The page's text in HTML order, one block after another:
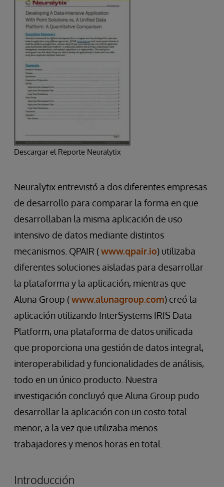
Descargar el Reporte Neuralytix
Neuralytix entrevistó a dos diferentes empresas
de desarrollo para comparar la forma en que
desarrollaban la misma aplicación de uso
intensivo de datos mediante distintos
mecanismos. QPAIR (www.qpair.io) utilizaba
diferentes soluciones aisladas para desarrollar
la plataforma y la aplicación, mientras que
Aluna Group (www.alunagroup.com) creó la
aplicación utilizando InterSystems IRIS Data
Platform, una plataforma de datos unificada
que proporciona una gestión de datos integral,
interoperabilidad y funcionalidades de análisis,
todo en un único producto. Nuestra
investigación concluyó que Aluna Group pudo
desarrollar la aplicación con un costo total
menor, a la vez que utilizaba menos
trabajadores y menos horas en total.
Introducción